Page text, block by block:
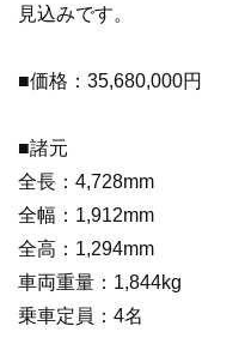
見込みです。
■価格：35,680,000円
■諸元
全長：4,728mm
全幅：1,912mm
全高：1,294mm
車両重量：1,844kg
乗車定員：4名